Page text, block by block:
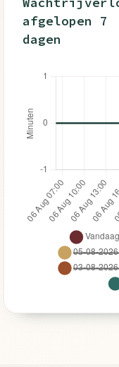
afgelopen 7
dagen